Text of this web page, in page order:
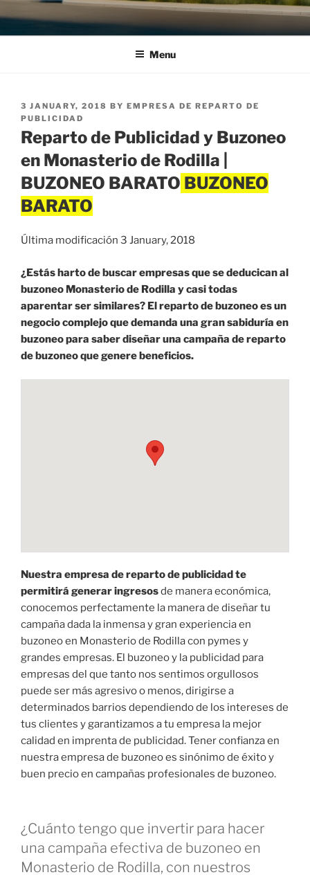
Menu
POSTED
ON
3 JANUARY, 2018 BY EMPRESA DE REPARTO DE
PUBLICIDAD
Reparto de Publicidad y Buzoneo
en Monasterio de Rodilla |
BUZONEO BARATO
Última modificación 3 January, 2018
¿Estás harto de buscar empresas que se deducican al
buzoneo Monasterio de Rodilla y casi todas
aparentar ser similares? El reparto de buzoneo es un
negocio complejo que demanda una gran sabiduría en
buzoneo para saber diseñar una campaña de reparto
de buzoneo que genere beneficios.
Nuestra empresa de reparto de publicidad te
permitirá generar ingresosde manera económica,
conocemos perfectamente la manera de diseñar tu
campaña dada la inmensa y gran experiencia en
buzoneo en Monasterio de Rodilla con pymes y
grandes empresas. El buzoneo y la publicidad para
empresas del que tanto nos sentimos orgullosos
puede ser más agresivo o menos, dirigirse a
determinados barrios dependiendo de los intereses de
tus clientes y garantizamos a tu empresa la mejor
calidad en imprenta de publicidad. Tener confianza en
nuestra empresa de buzoneo es sinónimo de éxito y
buen precio en campañas profesionales de buzoneo.
¿Cuánto tengo que invertir para hacer
una campaña efectiva de buzoneo en
Monasterio de Rodilla, con nuestros